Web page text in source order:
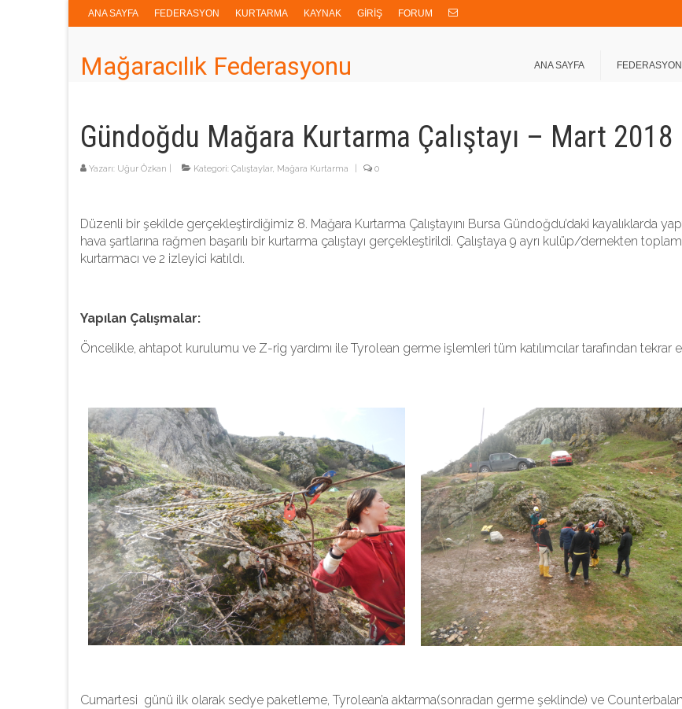
ANA SAYFA FEDERASYON KURTARMA KAYNAK GİRİŞ FORUM
Mağaracılık Federasyonu ANA SAYFA FEDERASYON
Gündoğdu Mağara Kurtarma Çalıştayı – Mart 2018
Yazarı: Uğur Özkan Kategori: Çalıştaylar, Mağara Kurtarma 0
Düzenli bir şekilde gerçekleştirdiğimiz 8. Mağara Kurtarma Çalıştayını Bursa Gündoğdu’daki kayalıklarda
hava şartlarına rağmen başarılı bir kurtarma çalıştayı gerçekleştirildi. Çalıştaya 9 ayrı kulüp/dernekten
kurtarmacı ve 2 izleyici katıldı.
Yapılan Çalışmalar:
Öncelikle, ahtapot kurulumu ve Z-rig yardımı ile Tyrolean germe işlemleri tüm katılımcılar tarafından tekrar
Cumartesi günü ilk olarak sedye paketleme, Tyrolean’a aktarma(sonradan germe şeklinde) ve